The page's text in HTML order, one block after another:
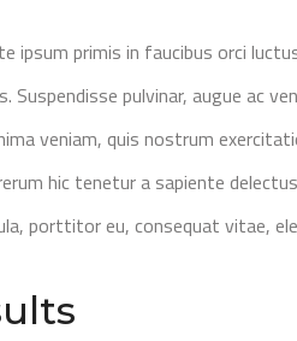
ipsum primis in faucibus orci
Suspendisse pulvinar, augue ac
veniam, quis nostrum
hic tenetur a sapiente
porttitor eu, consequat vitae,